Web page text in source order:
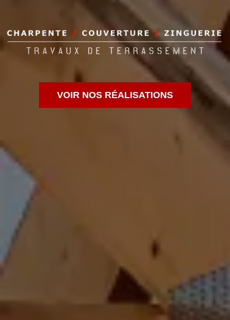
VOIR NOS RÉALISATIONS